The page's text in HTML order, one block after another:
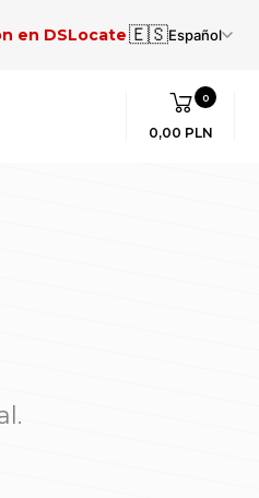
en DSLocate🇪🇸Español
0
0,00 PLN